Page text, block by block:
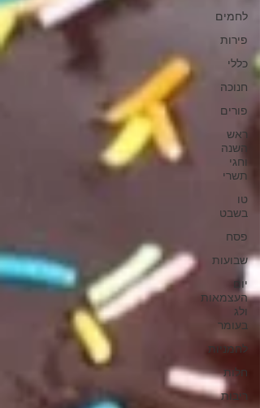
לחמים
פירות
כללי
חנוכה
פורים
ראש
השנה
וחגי
תשרי
טו
בשבט
פסח
שבועות
יום
העצמאות
ולג
בעומר
לחמניות
חלות
ריבות